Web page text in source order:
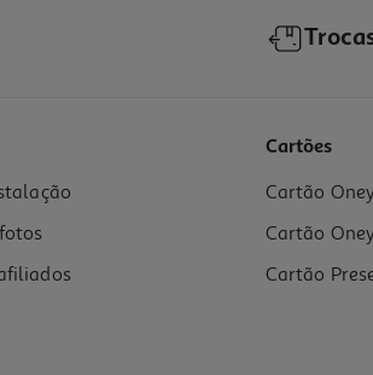
Cartões
Cartão
Cartão
Cartão